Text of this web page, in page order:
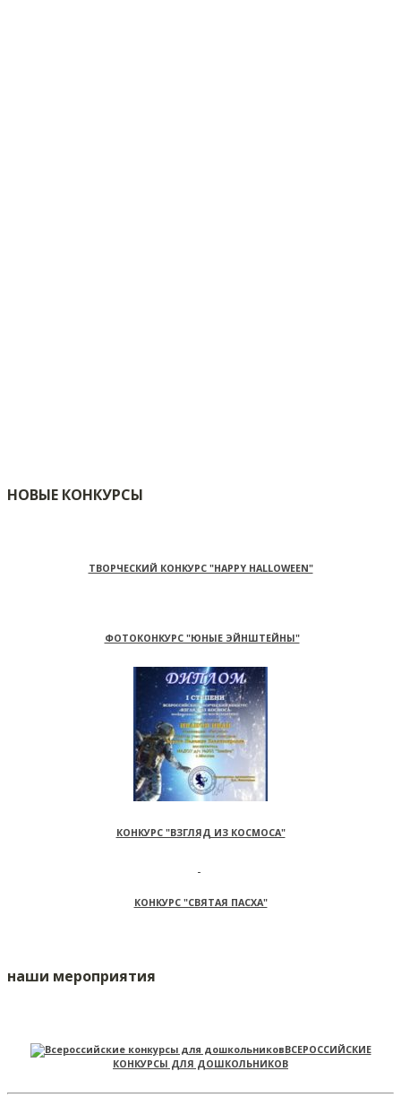
НОВЫЕ КОНКУРСЫ
ТВОРЧЕСКИЙ КОНКУРС "HAPPY HALLOWEEN"
ФОТОКОНКУРС "ЮНЫЕ ЭЙНШТЕЙНЫ"
КОНКУРС "ВЗГЛЯД ИЗ КОСМОСА"
КОНКУРС "СВЯТАЯ ПАСХА"
наши мероприятия
ВСЕРОССИЙСКИЕ
КОНКУРСЫ ДЛЯ ДОШКОЛЬНИКОВ